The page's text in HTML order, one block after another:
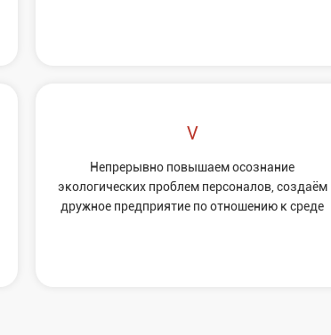
Непрерывно повышaем осознание
экологических проблем персонaлов, создаём
дружное предприятие по отношению к среде